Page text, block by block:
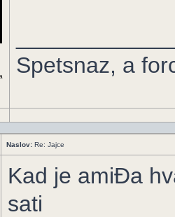
Spetsnaz, a
Naslov: Re: Jajce
Kad je amiĐa
sati